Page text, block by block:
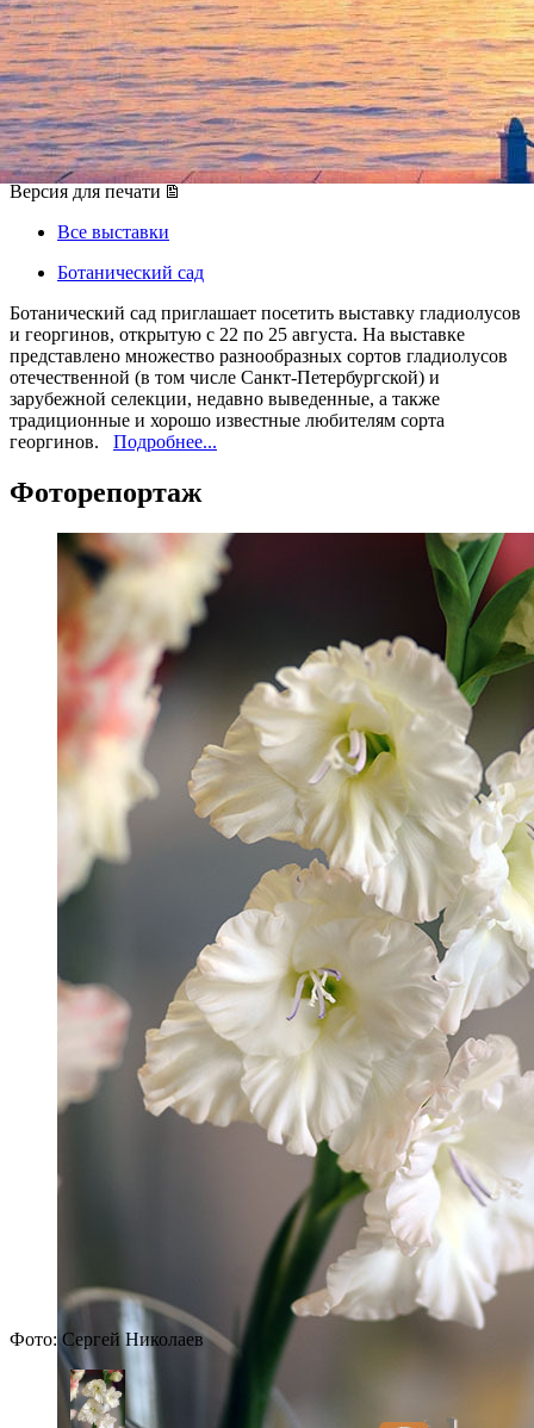
Выставка гладиолусов и
георгинов в Ботаническом
саду
22 августа 2013, четверг-25 августа 2013, воскресенье
Версия для печати
Все выставки
Ботанический сад
Ботанический сад приглашает посетить выставку гладиолусов
и георгинов, открытую с 22 по 25 августа. На выставке
представлено множество разнообразных сортов гладиолусов
отечественной (в том числе Санкт-Петербургской) и
зарубежной селекции, недавно выведенные, а также
традиционные и хорошо известные любителям сорта
георгинов. Подробнее...
Фоторепортаж
Фото: Сергей Николаев